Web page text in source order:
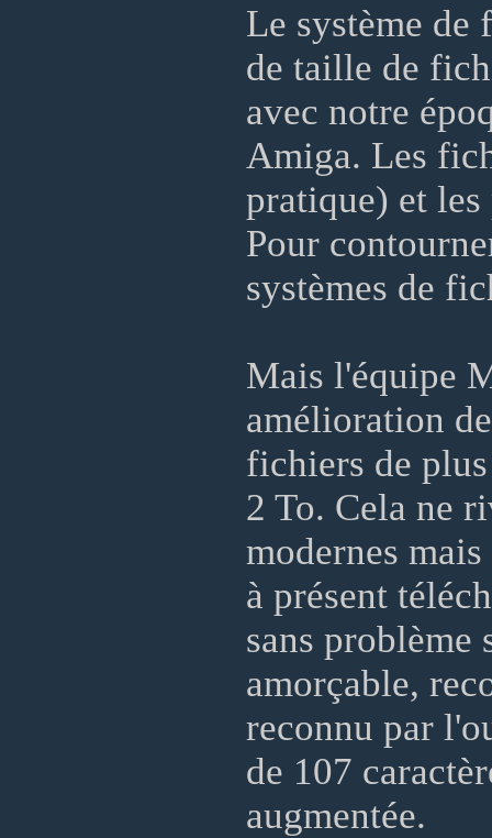
Le système de
de taille de
avec notre
Amiga. Les
pratique) et
Pour
systèmes de
Mais l'équipe
amélioration
fichiers de
2 To. Cela ne
modernes
à présent
sans problème
amorçable,
reconnu par
de 107
augmentée.